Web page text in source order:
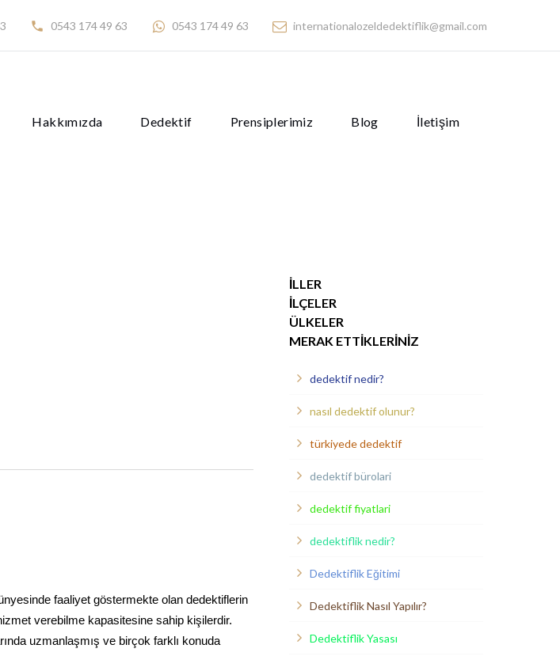
0543 174 49 63 0543 174 49 63 internationalozeldedektiflik@gmail.com
Hakkımızda Dedektif Prensiplerimiz Blog İletişim
faaliyet göstermekte olan dedektiflerin
verebilme kapasitesine sahip kişilerdir.
uzmanlaşmış ve birçok farklı konuda
İLLER
İLÇELER
ÜLKELER
MERAK ETTIKLERINIZ
dedektif nedir?
nasıl dedektif olunur?
türkiyede dedektif
dedektif bürolari
dedektif fiyatlari
dedektiflik nedir?
Dedektiflik Eğitimi
Dedektiflik Nasıl Yapılır?
Dedektiflik Yasası